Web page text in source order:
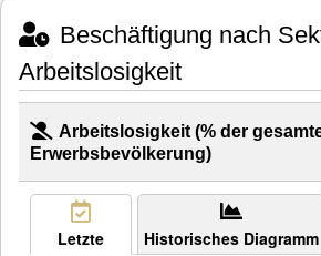
Beschäftigung nach
Arbeitslosigkeit
Arbeitslosigkeit (% der
Erwerbsbevölkerung)
Letzte Historisches Diagramm